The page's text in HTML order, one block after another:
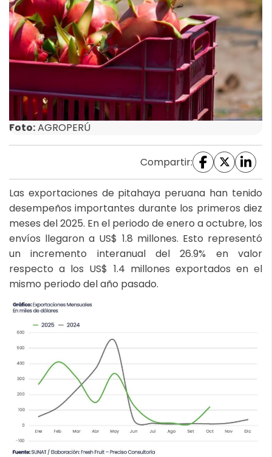
Foto:AGROPERÚ
Compartir:
Las exportaciones de pitahaya peruana han tenido
desempeños importantes durante los primeros diez
meses del 2025. En el periodo de enero a octubre, los
envíos llegaron a US$ 1.8 millones. Esto representó
un incremento interanual del 26.9% en valor
respecto a los US$ 1.4 millones exportados en el
mismo periodo del año pasado.